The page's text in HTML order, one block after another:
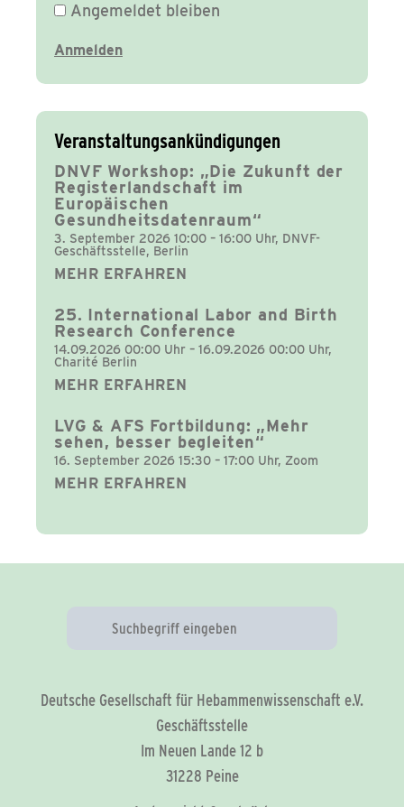
Angemeldet bleiben
Veranstaltungsankündigungen
DNVF Workshop: „Die Zukunft der
Registerlandschaft im
Europäischen
Gesundheitsdatenraum“
3. September 2026 10:00 – 16:00 Uhr, DNVF-
Geschäftsstelle, Berlin
MEHR ERFAHREN
25. International Labor and Birth
Research Conference
14.09.2026 00:00 Uhr – 16.09.2026 00:00 Uhr,
Charité Berlin
MEHR ERFAHREN
LVG & AFS Fortbildung: „Mehr
sehen, besser begleiten“
16. September 2026 15:30 – 17:00 Uhr, Zoom
MEHR ERFAHREN
Deutsche Gesellschaft für Hebammenwissenschaft e.V.
Geschäftsstelle
Im Neuen Lande 12 b
31228 Peine